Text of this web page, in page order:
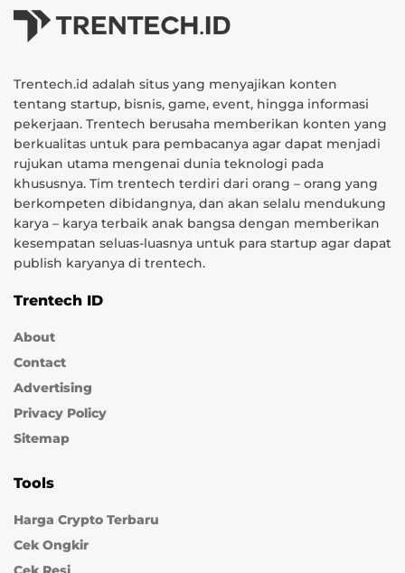
Trentech.id adalah situs yang menyajikan konten
tentang startup, bisnis, game, event, hingga informasi
pekerjaan. Trentech berusaha memberikan konten yang
berkualitas untuk para pembacanya agar dapat menjadi
rujukan utama mengenai dunia teknologi pada
khususnya. Tim trentech terdiri dari orang – orang yang
berkompeten dibidangnya, dan akan selalu mendukung
karya – karya terbaik anak bangsa dengan memberikan
kesempatan seluas-luasnya untuk para startup agar dapat
publish karyanya di trentech.
Trentech ID
About
Contact
Advertising
Privacy Policy
Sitemap
Tools
Harga Crypto Terbaru
Cek Ongkir